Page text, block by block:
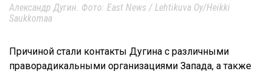
Александр Дугин. Фото: East News / Lehtikuva Oy/Heikki
Saukkomaa
Причиной стали контакты Дугина с различными
праворадикальными организациями Запада, а также